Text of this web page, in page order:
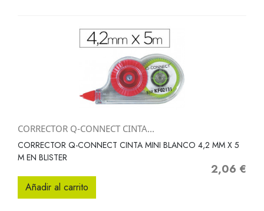
CORRECTOR Q-CONNECT CINTA...
CORRECTOR Q-CONNECT CINTA MINI BLANCO 4,2 MM X 5
M EN BLISTER
Precio
2,06 €
Añadir al carrito